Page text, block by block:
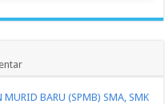
MURID BARU (SPMB) SMA, SMK